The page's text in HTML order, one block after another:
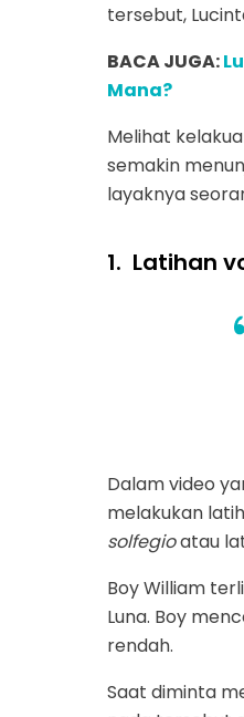
tersebut,
BACA JUGA:
Mana?
Melihat
semakin
layaknya
1. Latihan
Dalam video
melakukan
solfegioatau
Boy William
Luna. Boy
rendah.
Saat diminta